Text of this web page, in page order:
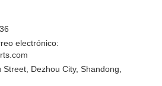
electrónico:
Street, Dezhou City, Shandong,